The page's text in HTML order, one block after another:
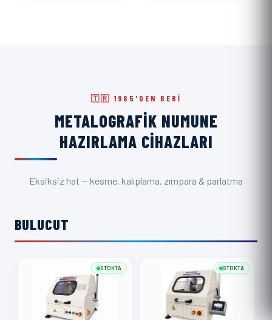
🇹🇷 1985'DEN BERI
METALOGRAFIK NUMUNE
HAZIRLAMA CIHAZLARI
Eksiksiz hat — kesme, kalıplama, zımpara & parlatma
BULUCUT
STOKTA STOKTA